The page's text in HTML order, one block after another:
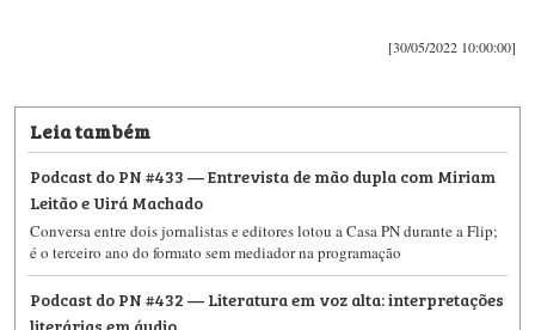
[30/05/2022 10:00:00]
Leia também
Podcast do PN #433 — Entrevista de mão dupla com Miriam
Leitão e Uirá Machado
Conversa entre dois jornalistas e editores lotou a Casa PN durante a Flip;
é o terceiro ano do formato sem mediador na programação
Podcast do PN #432 — Literatura em voz alta: interpretações
literárias em áudio